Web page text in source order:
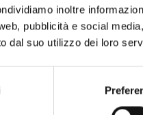
inoltre
pubblicità e social
dal suo utilizzo dei loro
per te o per